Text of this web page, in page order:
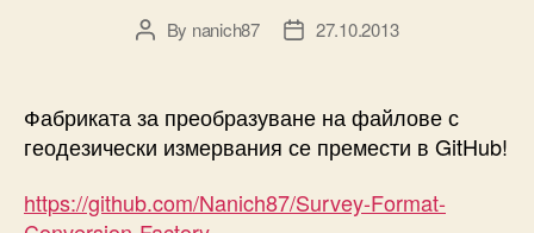
PostBy nanich87
Post27.10.2013
Фабриката за преобразуване на файлове с
геодезически измервания се премести в GitHub!
https://github.com/Nanich87/Survey-Format-